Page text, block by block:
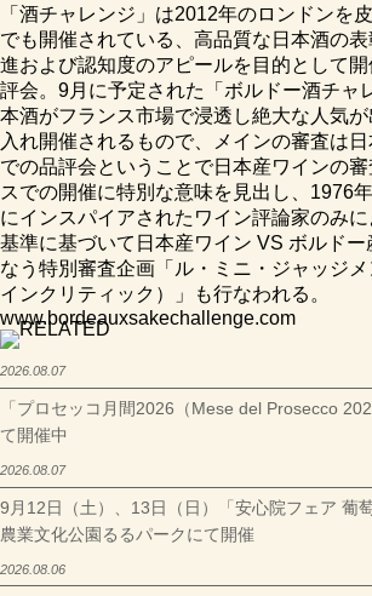
「酒チャレンジ」は2012年のロンドンを
でも開催されている、高品質な日本酒の
進および認知度のアピールを目的として
評会。9月に予定された「ボルドー酒チャ
本酒がフランス市場で浸透し絶大な人気
入れ開催されるもので、メインの審査は
での品評会ということで日本産ワインの
スでの開催に特別な意味を見出し、1976
にインスパイアされたワイン評論家のみ
基準に基づいて日本産ワイン VS ボルド
なう特別審査企画「ル・ミニ・ジャッジ
インクリティック）」も行なわれる。
www.bordeauxsakechallenge.com
2026.08.07
「プロセッコ月間2026（Mese del Prosecco
て開催中
2026.08.07
9月12日（土）、13日（日）「安心院フェア 葡
農業文化公園るるパークにて開催
2026.08.06